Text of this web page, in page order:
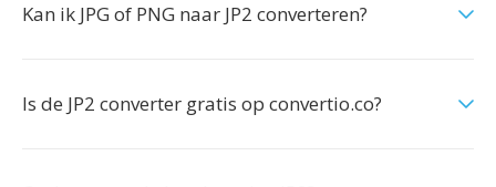
Kan ik JPG of PNG naar JP2 converteren?
Is de JP2 converter gratis op convertio.co?